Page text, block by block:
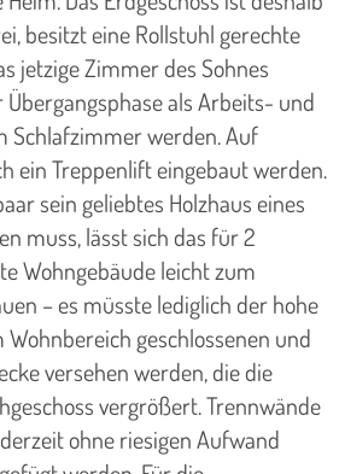
besitzt eine Rollstuhl gerechte
jetzige Zimmer des Sohnes
als Arbeits- und
Schlafzimmer werden. Auf
ein Treppenlift eingebaut werden.
sein geliebtes Holzhaus eines
muss, lässt sich das für 2
Wohngebäude leicht zum
– es müsste lediglich der hohe
geschlossenen und
versehen werden, die die
vergrößert. Trennwände
ohne riesigen Aufwand